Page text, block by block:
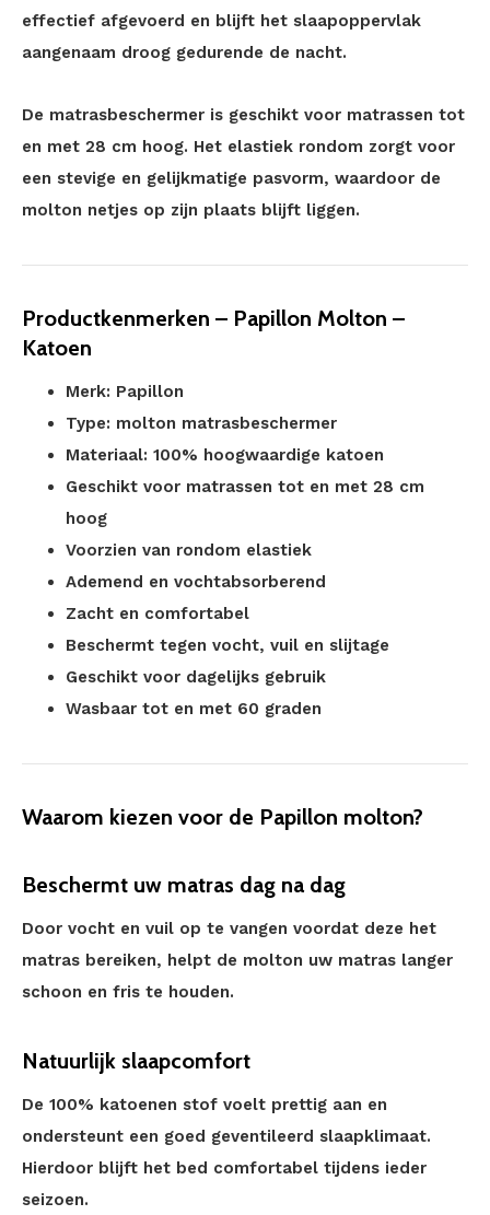
effectief afgevoerd en blijft het slaapoppervlak
aangenaam droog gedurende de nacht.
De matrasbeschermer is geschikt voor matrassen tot
en met 28 cm hoog. Het elastiek rondom zorgt voor
een stevige en gelijkmatige pasvorm, waardoor de
molton netjes op zijn plaats blijft liggen.
Productkenmerken – Papillon Molton –
Katoen
Merk: Papillon
Type: molton matrasbeschermer
Materiaal: 100% hoogwaardige katoen
Geschikt voor matrassen tot en met 28 cm
hoog
Voorzien van rondom elastiek
Ademend en vochtabsorberend
Zacht en comfortabel
Beschermt tegen vocht, vuil en slijtage
Geschikt voor dagelijks gebruik
Wasbaar tot en met 60 graden
Waarom kiezen voor de Papillon molton?
Beschermt uw matras dag na dag
Door vocht en vuil op te vangen voordat deze het
matras bereiken, helpt de molton uw matras langer
schoon en fris te houden.
Natuurlijk slaapcomfort
De 100% katoenen stof voelt prettig aan en
ondersteunt een goed geventileerd slaapklimaat.
Hierdoor blijft het bed comfortabel tijdens ieder
seizoen.